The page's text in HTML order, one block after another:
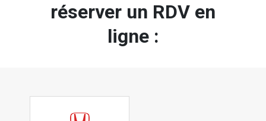
réserver un RDV en
ligne :